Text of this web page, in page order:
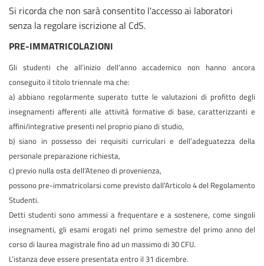
Si ricorda che non sarà consentito l'accesso ai laboratori
senza la regolare iscrizione al CdS.
PRE-IMMATRICOLAZIONI
Gli studenti che all’inizio dell’anno accademico non hanno ancora
conseguito il titolo triennale ma che:
a) abbiano regolarmente superato tutte le valutazioni di profitto degli
insegnamenti afferenti alle attività formative di base, caratterizzanti e
affini/integrative presenti nel proprio piano di studio,
b) siano in possesso dei requisiti curriculari e dell’adeguatezza della
personale preparazione richiesta,
c) previo nulla osta dell’Ateneo di provenienza,
possono pre-immatricolarsi come previsto dall'Articolo 4 del Regolamento
Studenti.
Detti studenti sono ammessi a frequentare e a sostenere, come singoli
insegnamenti, gli esami erogati nel primo semestre del primo anno del
corso di laurea magistrale fino ad un massimo di 30 CFU.
L’istanza deve essere presentata entro il 31 dicembre.